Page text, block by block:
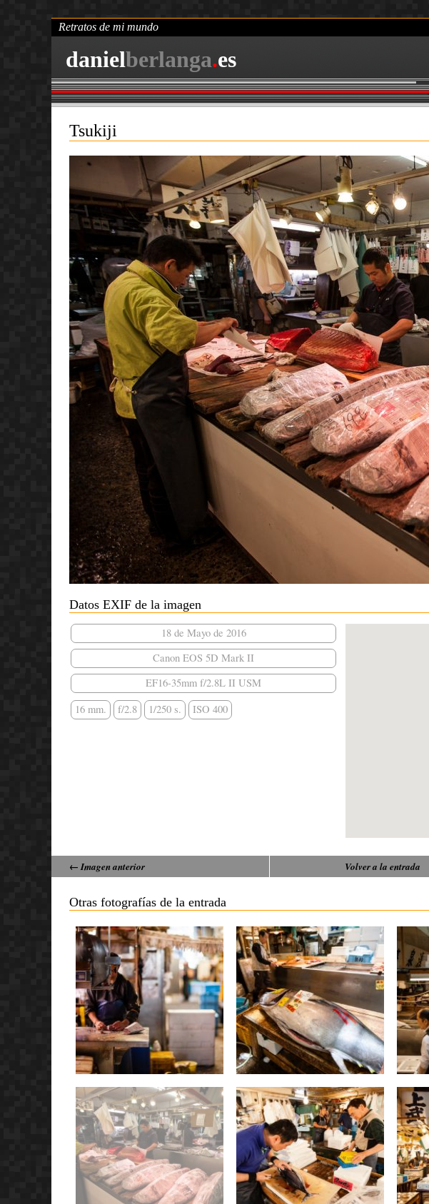
danielberlanga.es
Retratos de mi mundo
Tsukiji
Datos EXIF de la imagen
18 de Mayo de 2016
Canon EOS 5D Mark II
EF16-35mm f/2.8L II USM
16 mm.
f/2.8 1/250 s. ISO 400
Volver a la entrada
← Imagen anterior
Otras fotografías de la entrada